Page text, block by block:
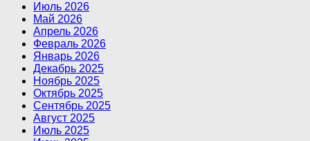
Июль 2026
Май 2026
Апрель 2026
Февраль 2026
Январь 2026
Декабрь 2025
Ноябрь 2025
Октябрь 2025
Сентябрь 2025
Август 2025
Июль 2025